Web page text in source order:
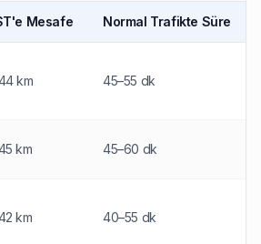
Mesafe Normal Trafikte Süre
km 45–55 dk
km 45–60 dk
km 40–55 dk